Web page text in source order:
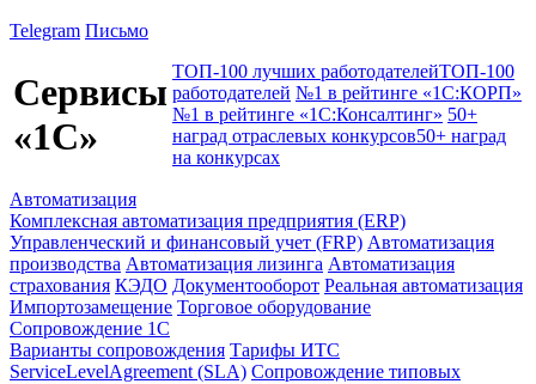
Telegram Письмо
Сервисы
«1С»
ТОП-100 лучших работодателейТОП-100
работодателей №1 в рейтинге «1С:КОРП»
№1 в рейтинге «1С:Консалтинг» 50+
наград отраслевых конкурсов50+ наград
на конкурсах
Автоматизация
Комплексная автоматизация предприятия (ERP)
Управленческий и финансовый учет (FRP) Автоматизация
производства Автоматизация лизинга Автоматизация
страхования КЭДО Документооборот Реальная автоматизация
Импортозамещение Торговое оборудование
Сопровождение 1С
Варианты сопровождения Тарифы ИТС
ServiceLevelAgreement (SLA) Сопровождение типовых